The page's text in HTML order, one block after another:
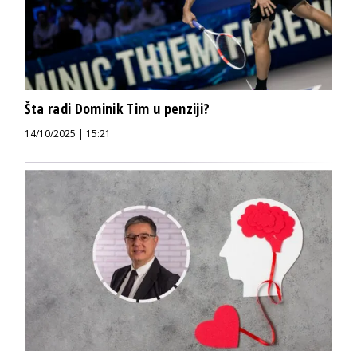
Šta radi Dominik Tim u penziji?
14/10/2025 | 15:21